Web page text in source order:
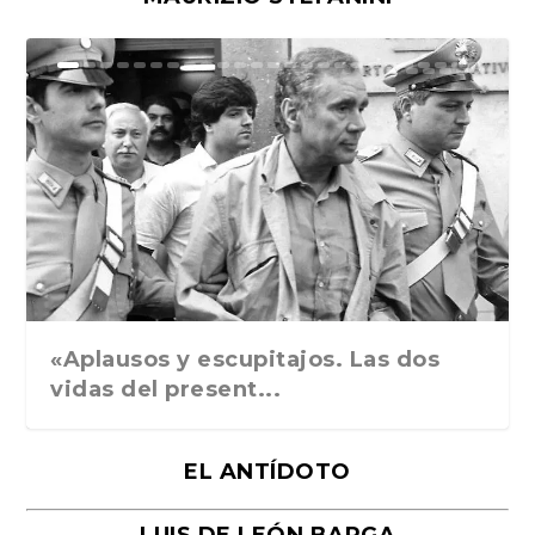
Ground Rules. Alejan...
«Rafael: Poesía subl...
Bienvenidos al circo...
Georges de La Tour. ...
Robert Capa: la hist...
«Aplausos y escupitajos. Las dos
vidas del present...
EL ANTÍDOTO